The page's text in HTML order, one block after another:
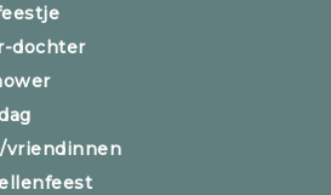
dochter
vriendinnen